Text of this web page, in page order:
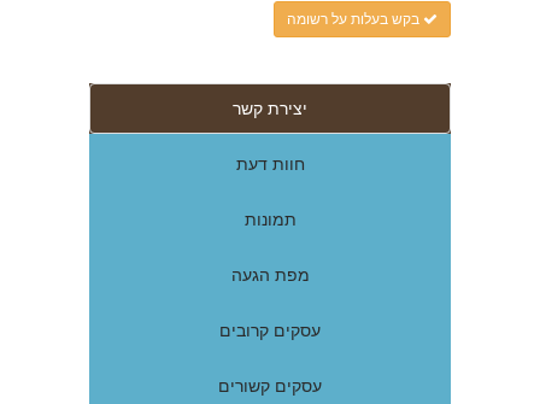
בקש בעלות על רשומה
יצירת קשר
חוות דעת
תמונות
מפת הגעה
עסקים קרובים
עסקים קשורים